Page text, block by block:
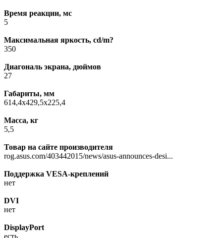
Время реакции, мс
5
Максимальная яркость, cd/m?
350
Диагональ экрана, дюймов
27
Габариты, мм
614,4x429,5x225,4
Масса, кг
5,5
Товар на сайте производителя
rog.asus.com/403442015/news/asus-announces-desi...
Поддержка VESA-креплений
нет
DVI
нет
DisplayPort
есть